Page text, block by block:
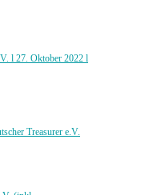
l 27. Oktober 2022 l
Treasurer e.V.